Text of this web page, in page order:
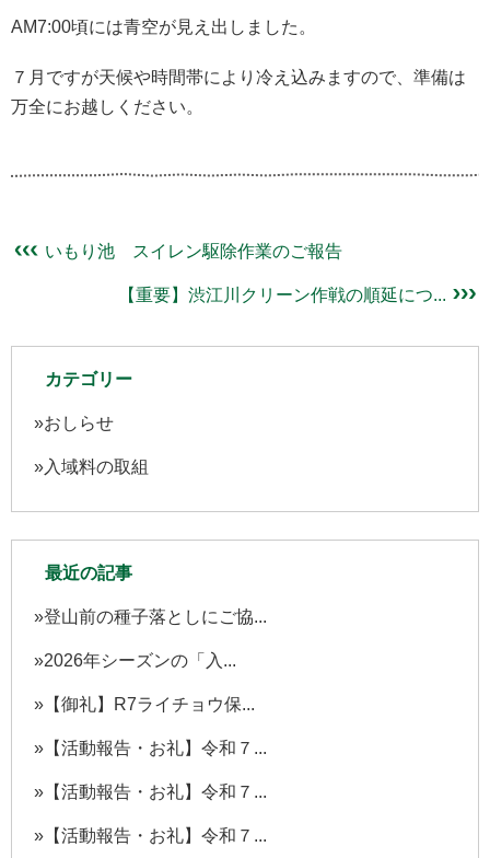
AM7:00頃には青空が見え出しました。
７月ですが天候や時間帯により冷え込みますので、準備は
万全にお越しください。
いもり池 スイレン駆除作業のご報告
【重要】渋江川クリーン作戦の順延につ...
カテゴリー
おしらせ
入域料の取組
最近の記事
登山前の種子落としにご協...
2026年シーズンの「入...
【御礼】R7ライチョウ保...
【活動報告・お礼】令和７...
【活動報告・お礼】令和７...
【活動報告・お礼】令和７...